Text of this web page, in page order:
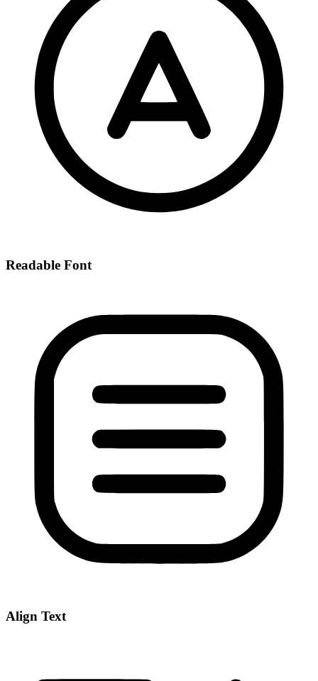
Readable Font
Align Text